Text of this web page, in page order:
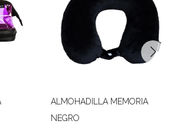
ALMOHADILLA MEMORIA
NEGRO